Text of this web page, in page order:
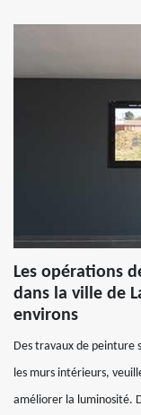
Les opérations
dans la ville de
environs
Des travaux de peinture
les murs intérieurs,
améliorer la luminosité.